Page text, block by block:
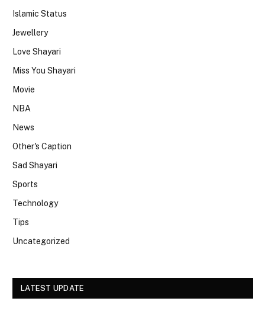
Islamic Status
Jewellery
Love Shayari
Miss You Shayari
Movie
NBA
News
Other's Caption
Sad Shayari
Sports
Technology
Tips
Uncategorized
LATEST UPDATE